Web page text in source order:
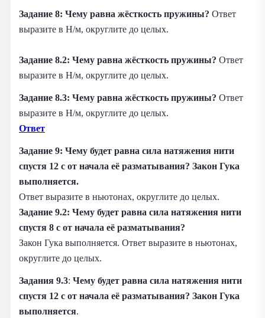
Задание 8: Чему равна жёсткость пружины? Ответ
выразите в Н/м, округлите до целых.
Задание 8.2: Чему равна жёсткость пружины? Ответ
выразите в Н/м, округлите до целых.
Задание 8.3: Чему равна жёсткость пружины? Ответ
выразите в Н/м, округлите до целых.
Ответ
Задание 9: Чему будет равна сила натяжения нити
спустя 12 с от начала её разматывания? Закон Гука
выполняется.
Ответ выразите в ньютонах, округлите до целых.
Задание 9.2: Чему будет равна сила натяжения нити
спустя 8 с от начала её разматывания?
Закон Гука выполняется. Ответ выразите в ньютонах,
округлите до целых.
Задания 9.3: Чему будет равна сила натяжения нити
спустя 12 с от начала её разматывания? Закон Гука
выполняется.